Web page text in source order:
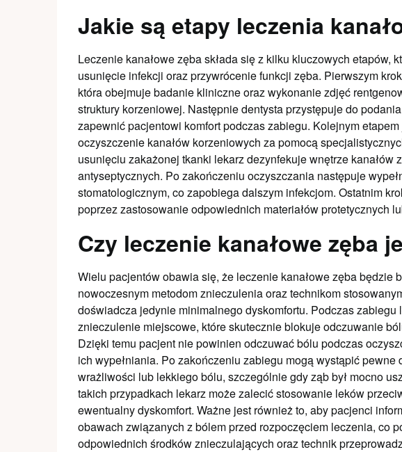
Jakie są etapy leczenia
Leczenie kanałowe zęba składa się z kilku kluczowych etapów,
usunięcie infekcji oraz przywrócenie funkcji zęba. Pierwszym
która obejmuje badanie kliniczne oraz wykonanie zdjęć
struktury korzeniowej. Następnie dentysta przystępuje do
zapewnić pacjentowi komfort podczas zabiegu. Kolejnym
oczyszczenie kanałów korzeniowych za pomocą
usunięciu zakażonej tkanki lekarz dezynfekuje wnętrze kanałów
antyseptycznych. Po zakończeniu oczyszczania następuje
stomatologicznym, co zapobiega dalszym infekcjom. Ostatnim
poprzez zastosowanie odpowiednich materiałów protetycznych
Czy leczenie kanałowe zęba
Wielu pacjentów obawia się, że leczenie kanałowe zęba będzie
nowoczesnym metodom znieczulenia oraz technikom
doświadcza jedynie minimalnego dyskomfortu. Podczas zabiegu
znieczulenie miejscowe, które skutecznie blokuje odczuwanie
Dzięki temu pacjent nie powinien odczuwać bólu podczas
ich wypełniania. Po zakończeniu zabiegu mogą wystąpić
wrażliwości lub lekkiego bólu, szczególnie gdy ząb był mocno
takich przypadkach lekarz może zalecić stosowanie leków
ewentualny dyskomfort. Ważne jest również to, aby pacjenci
obawach związanych z bólem przed rozpoczęciem leczenia, co
odpowiednich środków znieczulających oraz technik